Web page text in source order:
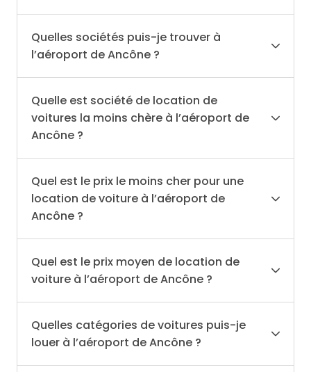
Quelles sociétés puis-je trouver à
l’aéroport de Ancône ?
Quelle est société de location de
voitures la moins chère à l’aéroport de
Ancône ?
Quel est le prix le moins cher pour une
location de voiture à l’aéroport de
Ancône ?
Quel est le prix moyen de location de
voiture à l’aéroport de Ancône ?
Quelles catégories de voitures puis-je
louer à l’aéroport de Ancône ?